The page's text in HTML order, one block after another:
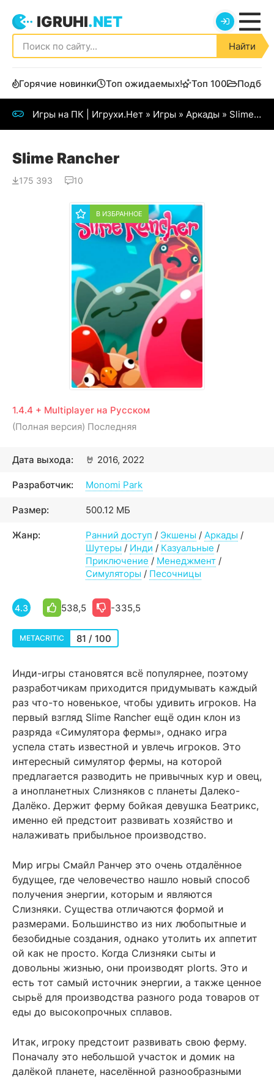
IGRUHI.NET
Найти
Горячие новинки Топ ожидаемых! Топ 100
Игры на ПК | Игрухи.Нет » Игры » Аркады » Slime Rancher
Slime Rancher
175 393 10
В ИЗБРАННОЕ
1.4.4 + Multiplayer на Русском
(Полная версия) Последняя
🤘
Дата выхода: 2016, 2022
Разработчик: Monomi Park
Размер: 500.12 МБ
Жанр: Ранний доступ / Экшены / Аркады /
Шутеры / Инди / Казуальные /
Приключение / Менеджмент /
Симуляторы / Песочницы
4.3 538,5 -335,5
METACRITIC 81 / 100
Инди-игры становятся всё популярнее, поэтому
разработчикам приходится придумывать каждый
раз что-то новенькое, чтобы удивить игроков. На
первый взгляд Slime Rancher ещё один клон из
разряда «Симулятора фермы», однако игра
успела стать известной и увлечь игроков. Это
интересный симулятор фермы, на которой
предлагается разводить не привычных кур и овец,
а инопланетных Слизняков с планеты Далеко-
Далёко. Держит ферму бойкая девушка Беатрикс,
именно ей предстоит развивать хозяйство и
налаживать прибыльное производство.
Мир игры Смайл Ранчер это очень отдалённое
будущее, где человечество нашло новый способ
получения энергии, которым и являются
Слизняки. Существа отличаются формой и
размерами. Большинство из них любопытные и
безобидные создания, однако утолить их аппетит
ой как не просто. Когда Слизняки сыты и
довольны жизнью, они производят plorts. Это и
есть тот самый источник энергии, а также ценное
сырьё для производства разного рода товаров от
еды до высокопрочных сплавов.
Итак, игроку предстоит развивать свою ферму.
Поначалу это небольшой участок и домик на
далёкой планете, населённой разнообразными